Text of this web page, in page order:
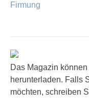
Firmung
Das Magazin
herunterladen. Falls
möchten, schreiben